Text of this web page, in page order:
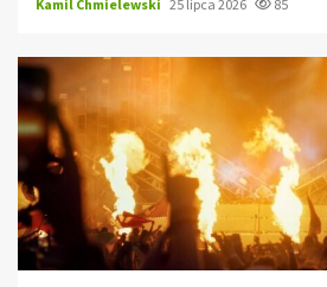
Kamil Chmielewski 25 lipca 2026 85